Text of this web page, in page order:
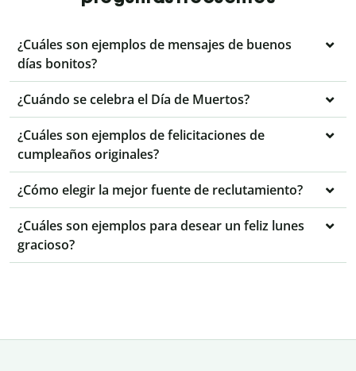
¿Cuáles son ejemplos de mensajes de buenos
días bonitos?
¿Cuándo se celebra el Día de Muertos?
¿Cuáles son ejemplos de felicitaciones de
cumpleaños originales?
¿Cómo elegir la mejor fuente de reclutamiento?
¿Cuáles son ejemplos para desear un feliz lunes
gracioso?